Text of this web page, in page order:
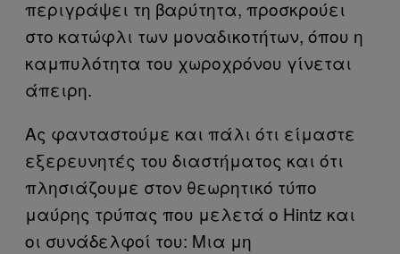
περιγράψει τη βαρύτητα, προσκρούει
στο κατώφλι των μοναδικοτήτων, όπου η
καμπυλότητα του χωροχρόνου γίνεται
άπειρη.
Ας φανταστούμε και πάλι ότι είμαστε
εξερευνητές του διαστήματος και ότι
πλησιάζουμε στον θεωρητικό τύπο
μαύρης τρύπας που μελετά ο Hintz και
οι συνάδελφοί του: Μια μη